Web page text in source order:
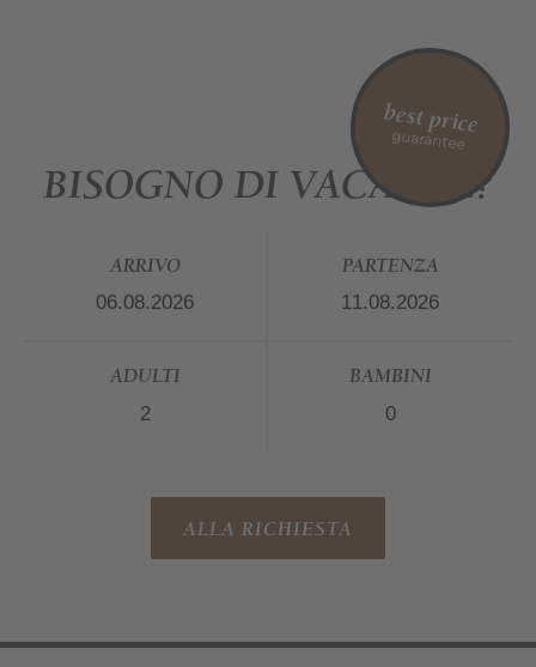
best price
guarantee
BISOGNO DI VACANZE?
ARRIVO PARTENZA
ADULTI BAMBINI
ALLA RICHIESTA